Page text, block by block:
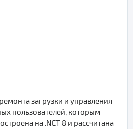
загрузки и управления
пользователей, которым
на .NET 8 и рассчитана